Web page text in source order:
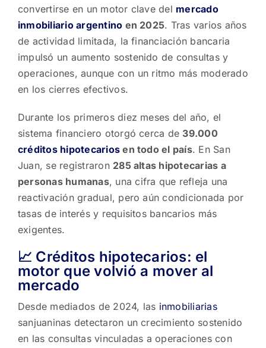
convertirse en un motor clave del mercado
inmobiliario argentino en 2025. Tras varios años
de actividad limitada, la financiación bancaria
impulsó un aumento sostenido de consultas y
operaciones, aunque con un ritmo más moderado
en los cierres efectivos.
Durante los primeros diez meses del año, el
sistema financiero otorgó cerca de 39.000
créditos hipotecarios en todo el país. En San
Juan, se registraron 285 altas hipotecarias a
personas humanas, una cifra que refleja una
reactivación gradual, pero aún condicionada por
tasas de interés y requisitos bancarios más
exigentes.
📈 Créditos hipotecarios: el
motor que volvió a mover al
mercado
Desde mediados de 2024, las inmobiliarias
sanjuaninas detectaron un crecimiento sostenido
en las consultas vinculadas a operaciones con